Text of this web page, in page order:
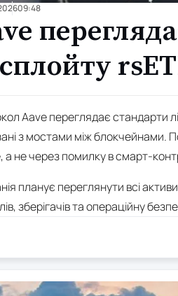
09:48
Aave переглядає стандарти
з мостами між блокчейнами.
а не через помилку в смарт-
планує переглянути всі
зберігачів та операційну